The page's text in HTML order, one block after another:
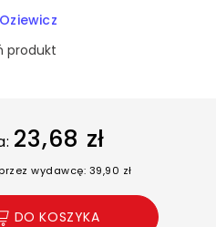
produkt
23,68 zł
wydawcę: 39,90 zł
DO KOSZYKA